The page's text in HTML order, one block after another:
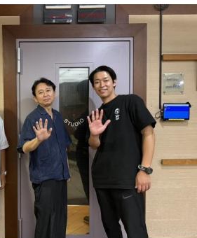
ときに、前に出てくるエネルギーって
い止めたり、押し返したりするため
ギーをもっと使わなきゃいけないけ
すごい勢いにのまれてしまった。た
なく、アルゼンチンと対戦したイン
になったんですよ。サッカーってそ
よね。
言っても（すぐに戦術を）変えられ
はないんです。なぜならば、相手が
してくるから。だから“個”の力を高め
選にも出場しました。2002年に現役
ー解説者としてメディアでの活動の
教室をおこなうなど、自身の経験を
しています。
ル戦を総括
半は佐野海舟選手の素晴らしいイン
がありましたし、前半の終了間際に
間もありました。しかし、後半に入
を変えてきて、日本が一方的に押し